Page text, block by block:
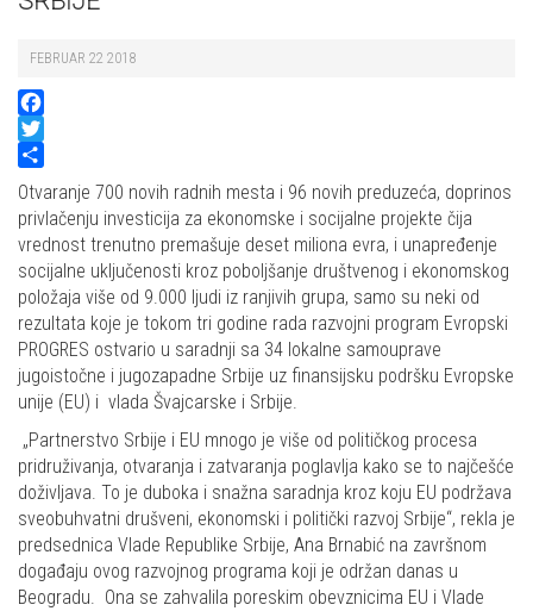
FEBRUAR 22 2018
Facebook
Twitter
Share
Otvaranje 700 novih radnih mesta i 96 novih preduzeća, doprinos
privlačenju investicija za ekonomske i socijalne projekte čija
vrednost trenutno premašuje deset miliona evra, i unapređenje
socijalne uključenosti kroz poboljšanje društvenog i ekonomskog
položaja više od 9.000 ljudi iz ranjivih grupa, samo su neki od
rezultata koje je tokom tri godine rada razvojni program Evropski
PROGRES ostvario u saradnji sa 34 lokalne samouprave
jugoistočne i jugozapadne Srbije uz finansijsku podršku Evropske
unije (EU) i vlada Švajcarske i Srbije.
„Partnerstvo Srbije i EU mnogo je više od političkog procesa
pridruživanja, otvaranja i zatvaranja poglavlja kako se to najčešće
doživljava. To je duboka i snažna saradnja kroz koju EU podržava
sveobuhvatni drušveni, ekonomski i politički razvoj Srbije“, rekla je
predsednica Vlade Republike Srbije, Ana Brnabić na završnom
događaju ovog razvojnog programa koji je održan danas u
Beogradu. Ona se zahvalila poreskim obevznicima EU i Vlade